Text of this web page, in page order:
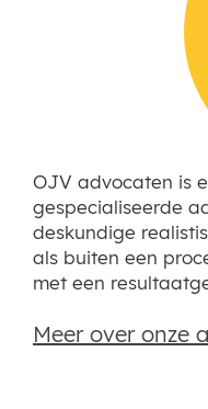
OJV advocaten is
gespecialiseerde
deskundige
als buiten een
met een
Meer over onze